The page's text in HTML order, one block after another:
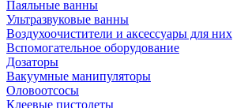
Паяльные ванны
Ультразвуковые ванны
Воздухоочистители и аксессуары для них
Вспомогательное оборудование
Дозаторы
Вакуумные манипуляторы
Оловоотсосы
Клеевые пистолеты